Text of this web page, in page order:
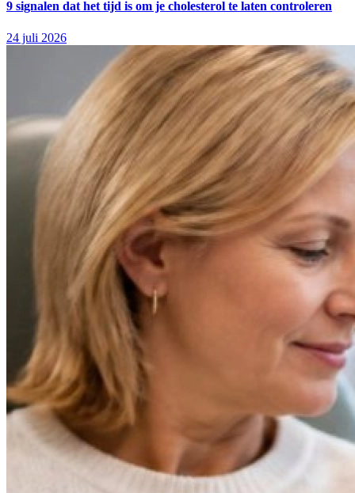
9 signalen dat het tijd is om je cholesterol te laten controleren
24 juli 2026